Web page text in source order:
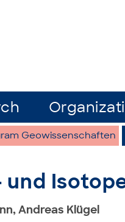
Geowissenschaften
und
Andreas Klügel